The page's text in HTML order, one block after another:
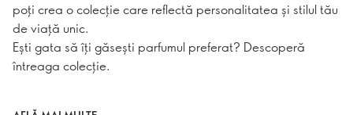
poți crea o colecție care reflectă personalitatea și stilul tău
de viață unic.
Ești gata să îți găsești parfumul preferat? Descoperă
întreaga colecție.